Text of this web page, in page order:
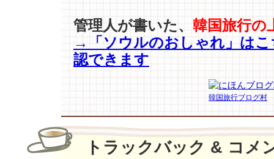
ナ】
素
敵
の
フ
ッ
ョ
管理人が書いた、 韓国旅行の
→「ソウルのおしゃれ」はこ
認できます
韓国旅行ブログ村
トラックバック & コメ